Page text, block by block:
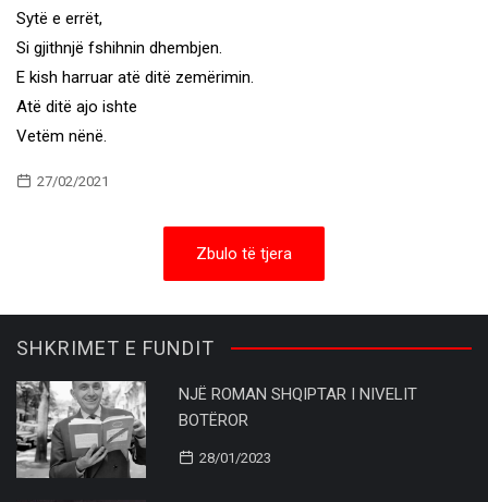
Sytë e errët,
Si gjithnjë fshihnin dhembjen.
E kish harruar atë ditë zemërimin.
Atë ditë ajo ishte
Vetëm nënë.
27/02/2021
Zbulo të tjera
SHKRIMET E FUNDIT
NJË ROMAN SHQIPTAR I NIVELIT
BOTËROR
28/01/2023